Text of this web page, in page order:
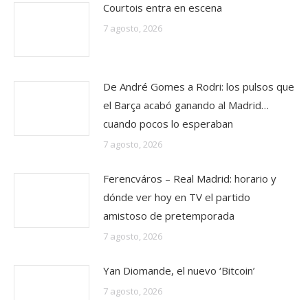
Courtois entra en escena
7 agosto, 2026
De André Gomes a Rodri: los pulsos que
el Barça acabó ganando al Madrid…
cuando pocos lo esperaban
7 agosto, 2026
Ferencváros – Real Madrid: horario y
dónde ver hoy en TV el partido
amistoso de pretemporada
7 agosto, 2026
Yan Diomande, el nuevo ‘Bitcoin’
7 agosto, 2026